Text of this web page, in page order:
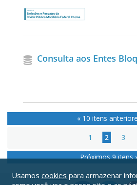
Consulta aos Entes
« 10 itens
Próximos 9 itens
1 2 3
Usamos cookies para armazenar